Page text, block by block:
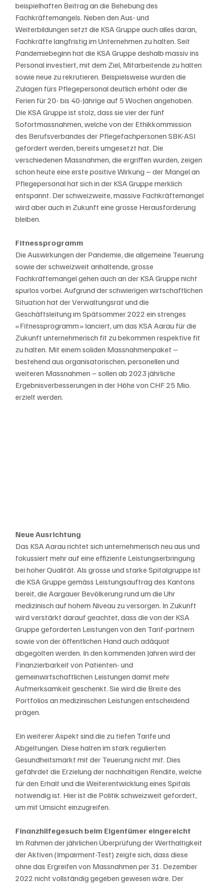
beispielhaften Beitrag an die Behebung des
Fachkräftemangels. Neben den Aus- und
Weiterbildungen setzt die KSA Gruppe auch alles daran,
Fachkräfte langfristig im Unternehmen zu halten. Seit
Pandemiebeginn hat die KSA Gruppe deshalb massiv ins
Personal investiert, mit dem Ziel, Mitarbeitende zu halten
sowie neue zu rekrutieren. Beispielsweise wurden die
Zulagen fürs Pflegepersonal deutlich erhöht oder die
Ferien für 20- bis 40-Jährige auf 5 Wochen angehoben.
Die KSA Gruppe ist stolz, dass sie vier der fünf
Sofortmassnahmen, welche von der Ethikkommission
des Berufsverbandes der Pflegefachpersonen SBK-ASI
gefordert werden, bereits umgesetzt hat. Die
verschiedenen Massnahmen, die ergriffen wurden, zeigen
schon heute eine erste positive Wirkung – der Mangel an
Pflegepersonal hat sich in der KSA Gruppe merklich
entspannt. Der schweizweite, massive Fachkräftemangel
wird aber auch in Zukunft eine grosse Herausforderung
bleiben.
Fitnessprogramm
Die Auswirkungen der Pandemie, die allgemeine Teuerung
sowie der schweizweit anhaltende, grosse
Fachkräftemangel gehen auch an der KSA Gruppe nicht
spurlos vorbei. Aufgrund der schwierigen wirtschaftlichen
Situation hat der Verwaltungsrat und die
Geschäftsleitung im Spätsommer 2022 ein strenges
«Fitnessprogramm» lanciert, um das KSA Aarau für die
Zukunft unternehmerisch fit zu bekommen respektive fit
zu halten. Mit einem soliden Massnahmenpaket –
bestehend aus organisatorischen, personellen und
weiteren Massnahmen – sollen ab 2023 jährliche
Ergebnisverbesserungen in der Höhe von CHF 25 Mio.
erzielt werden.
Neue Ausrichtung
Das KSA Aarau richtet sich unternehmerisch neu aus und
fokussiert mehr auf eine effiziente Leistungserbringung
bei hoher Qualität. Als grosse und starke Spitalgruppe ist
die KSA Gruppe gemäss Leistungsauftrag des Kantons
bereit, die Aargauer Bevölkerung rund um die Uhr
medizinisch auf hohem Niveau zu versorgen. In Zukunft
wird verstärkt darauf geachtet, dass die von der KSA
Gruppe geforderten Leistungen von den Tarif-partnern
sowie von der öffentlichen Hand auch adäquat
abgegolten werden. In den kommenden Jahren wird der
Finanzierbarkeit von Patienten- und
gemeinwirtschaftlichen Leistungen damit mehr
Aufmerksamkeit geschenkt. Sie wird die Breite des
Portfolios an medizinischen Leistungen entscheidend
prägen.
Ein weiterer Aspekt sind die zu tiefen Tarife und
Abgeltungen. Diese halten im stark regulierten
Gesundheitsmarkt mit der Teuerung nicht mit. Dies
gefährdet die Erzielung der nachhaltigen Rendite, welche
für den Erhalt und die Weiterentwicklung eines Spitals
notwendig ist. Hier ist die Politik schweizweit gefordert,
um mit Umsicht einzugreifen.
Finanzhilfegesuch beim Eigentümer eingereicht
Im Rahmen der jährlichen Überprüfung der Werthaltigkeit
der Aktiven (Impairment-Test) zeigte sich, dass diese
ohne das Ergreifen von Massnahmen per 31. Dezember
2022 nicht vollständig gegeben gewesen wäre. Der